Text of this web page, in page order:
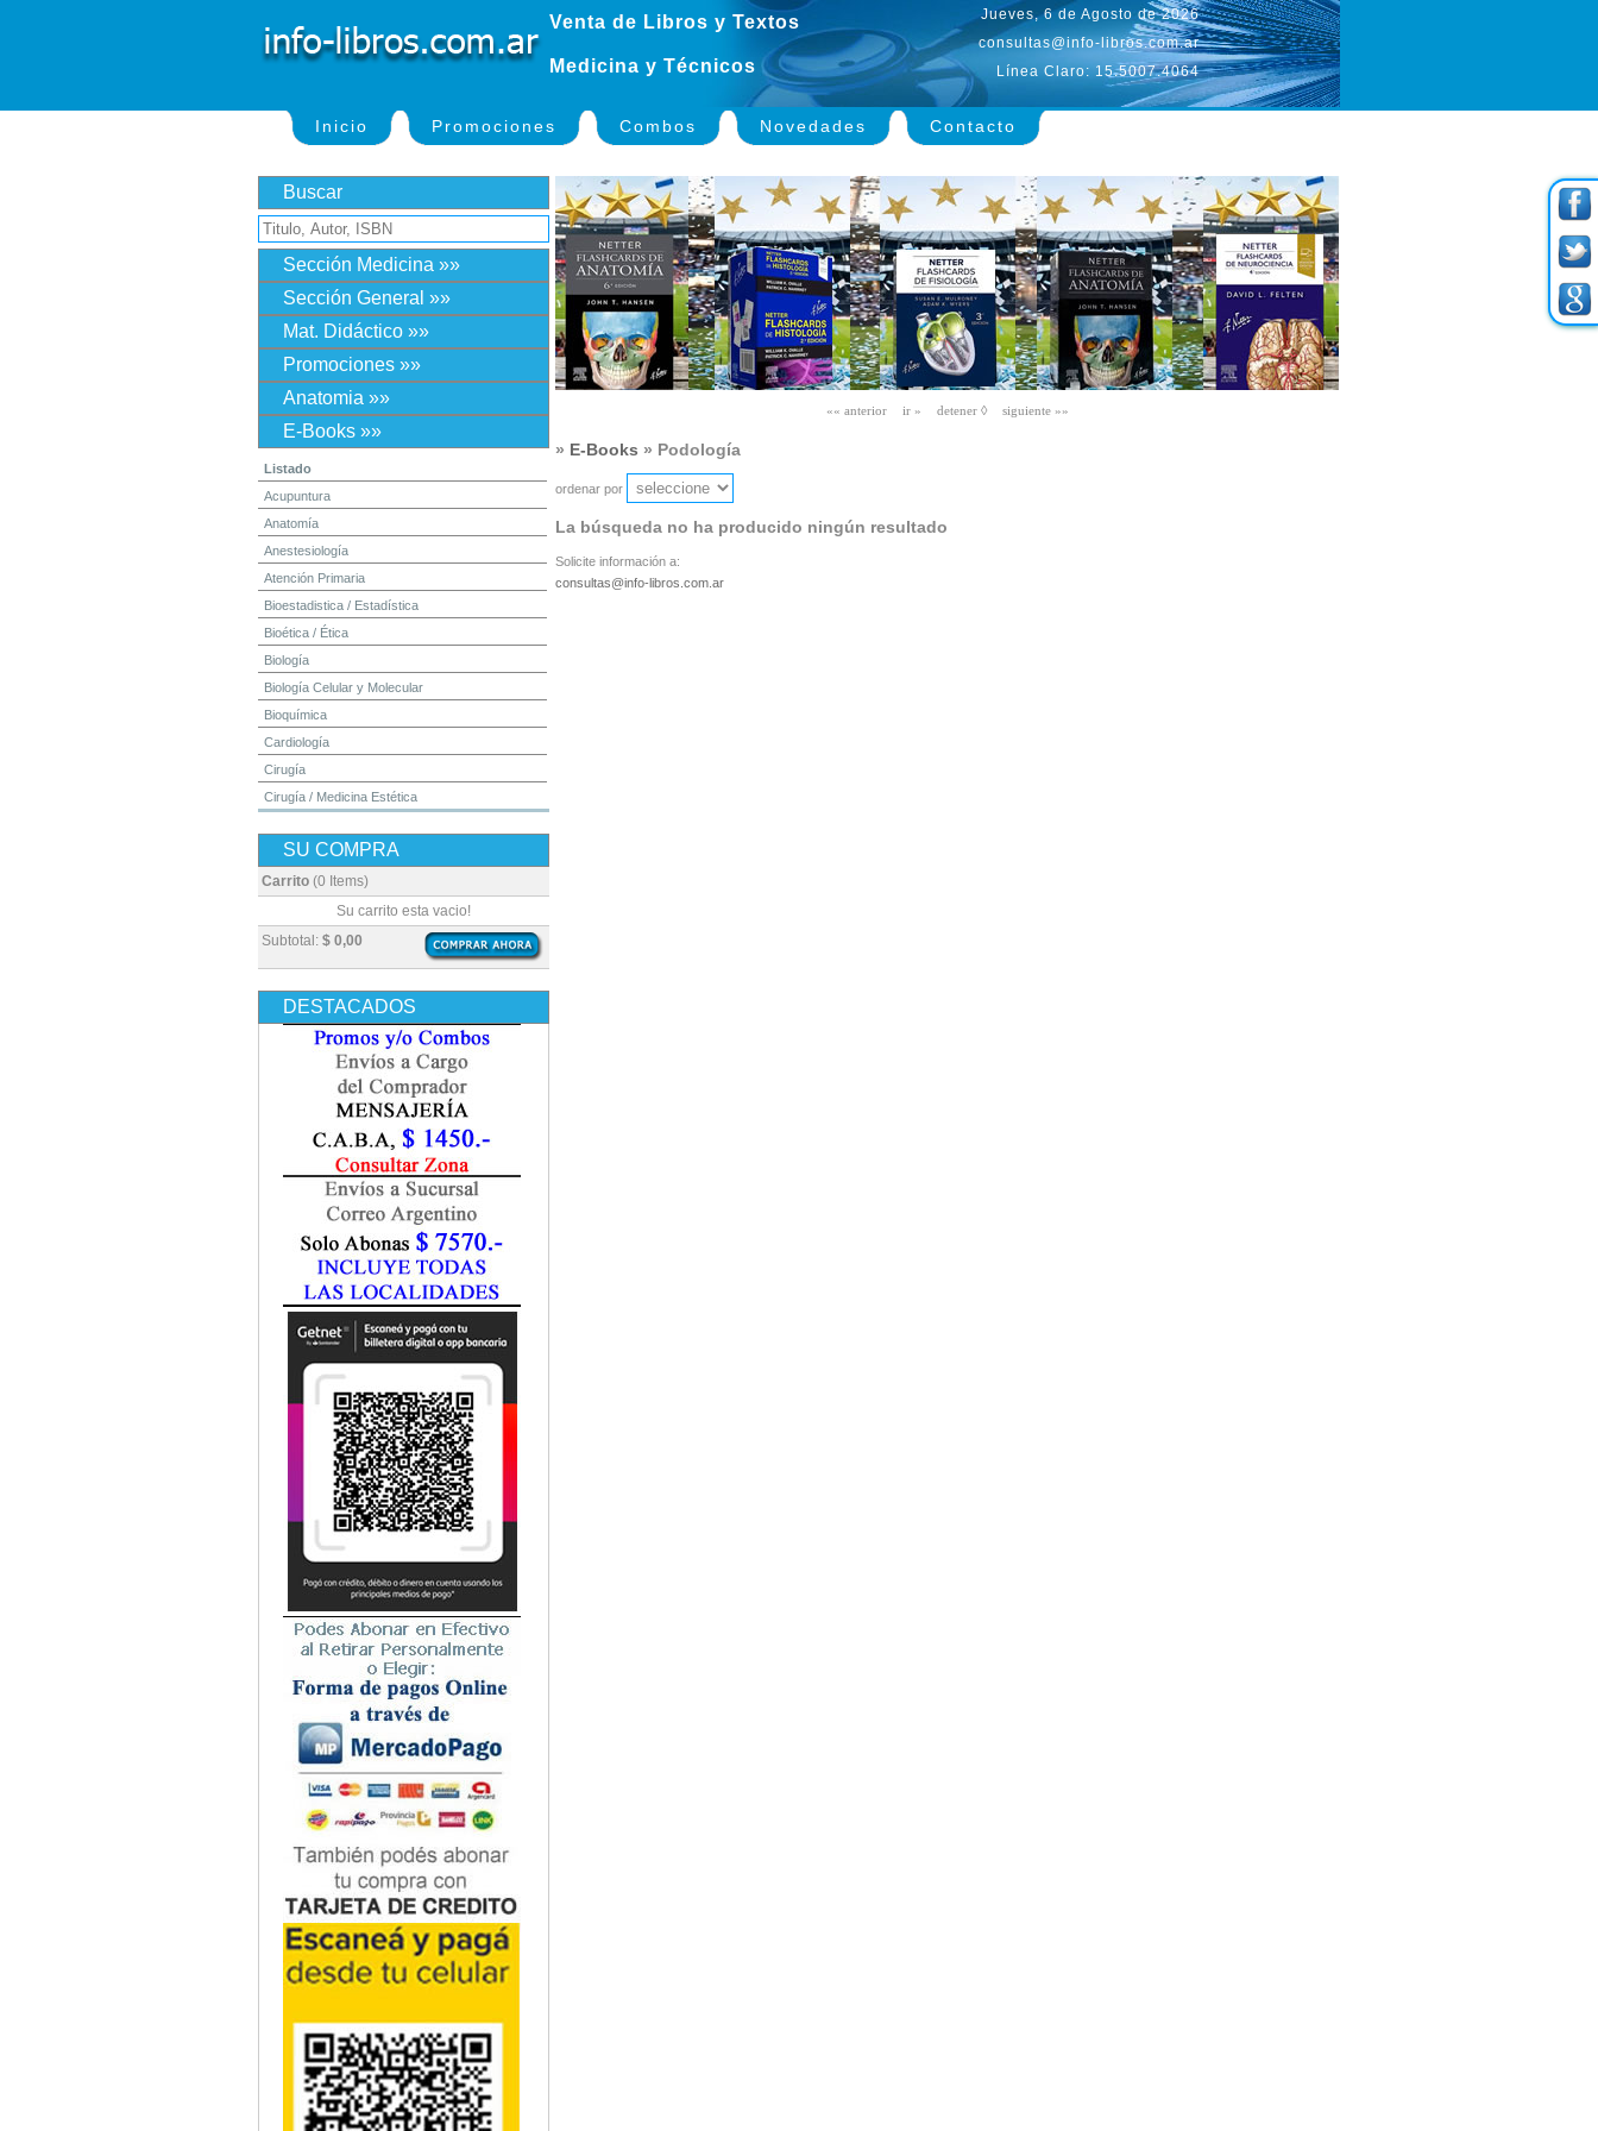
Venta de Libros y Textos
Medicina y Técnicos
Jueves, 6 de Agosto de 2026
consultas@info-libros.com.ar
Línea Claro: 15.5007.4064
Inicio Promociones Combos Novedades Contacto
Buscar
Sección Medicina »»
Sección General »»
Mat. Didáctico »»
Promociones »»
Anatomia »»
E-Books »»
Listado
Acupuntura
Anatomía
Anestesiología
Atención Primaria
Bioestadistica / Estadística
Bioética / Ética
Biología
Biología Celular y Molecular
Bioquímica
Cardiología
Cirugía
Cirugía / Medicina Estética
Dermatología
Diagnóstico por Imagen / Radiología
Embriología
Enfermería
Epidemiología
Farmacia / Farmacología
Fisiatría / Kinesiología
Fisiología / Fisiopatología
Fonoaudiología
Gastroenterología
Geriatría
Ginecología / Obstetricia
Hematología
Histología
Homeopatía
Infectología
Inmunología
Instrumentación Quirurgica
Medicina del Deporte / Rehabilitación
Medicina Emergencias / Urgencias
Medicina Forense / Legal
Medicina General
Medicina Interna
Microbiología
Nefrología
Neonatología / Pediatría
Neumología
Neuroanatomía / Neurociencia
Neurocirugía
Neurología
Nutrición
Odontología
Oftalmología
Oncología / Cuidados Paliativos
Ortopedía / Traumatología
Osteopatía
Otorrinolaringología
Podología
Psicología
Psiquiatría
Química
SU COMPRA
Carrito (0 Items)
Subtotal: $ 0,00
Su carrito esta vacio!
DESTACADOS
» E-Books » Podología
ordenar por
La búsqueda no ha producido ningún resultado
Solicite información a:
consultas@info-libros.com.ar